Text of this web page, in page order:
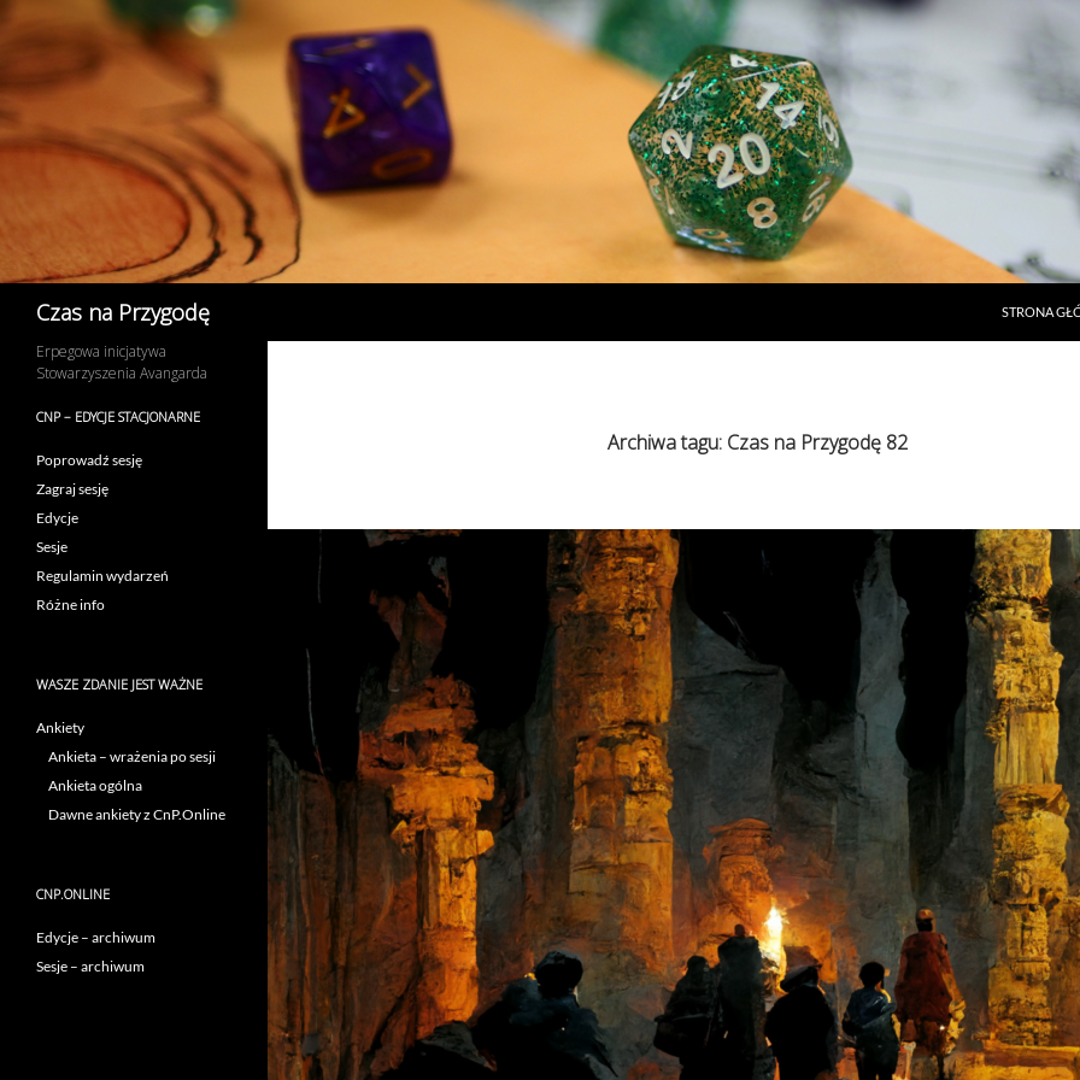
treści
Czas na Przygodę STRONA
Archiwa tagu: Czas na Przygodę 82
Erpegowa inicjatywa
Stowarzyszenia Avangarda
CNP – EDYCJE STACJONARNE
Poprowadź sesję
Zagraj sesję
Edycje
Sesje
Regulamin wydarzeń
Różne info
WASZE ZDANIE JEST WAŻNE
Ankiety
Ankieta – wrażenia po sesji
Ankieta ogólna
Dawne ankiety z CnP.Online
CNP.ONLINE
Edycje – archiwum
Sesje – archiwum